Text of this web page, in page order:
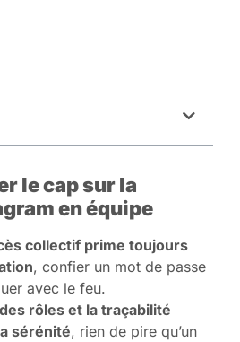
le cap sur la
en équipe
collectif prime toujours
, confier un mot de passe
avec le feu.
rôles et la traçabilité
sérénité, rien de pire qu’un